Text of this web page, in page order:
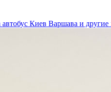
автобус Киев Варшава и